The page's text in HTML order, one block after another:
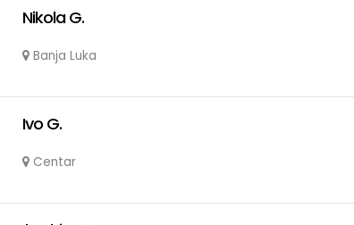
Nikola G.
Banja Luka
Ivo G.
Centar